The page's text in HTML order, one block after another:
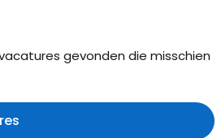
gevonden die misschien